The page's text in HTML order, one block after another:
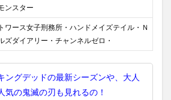
ンスター
ワース女子刑務所・ハンドメイズテイル・Ｎ
ズダイアリー・チャンネルゼロ・
ングデッドの最新シーズンや、大人
気の鬼滅の刃も見れるの！